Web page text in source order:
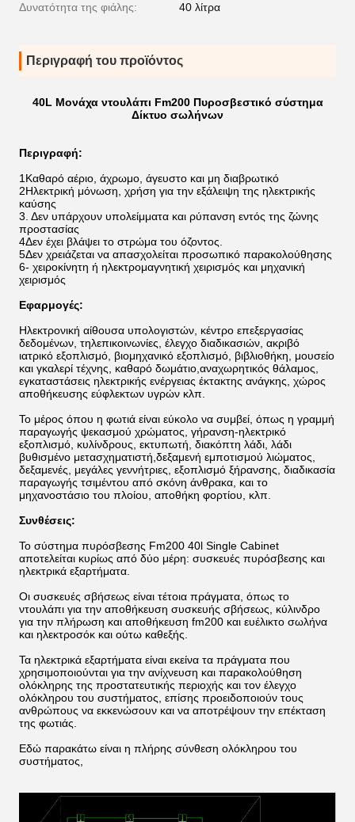
Δυνατότητα της φιάλης: 40 λίτρα
Περιγραφή του προϊόντος
40L Μονάχα ντουλάπι Fm200 Πυροσβεστικό σύστημα
Δίκτυο σωλήνων
Περιγραφή:
1Καθαρό αέριο, άχρωμο, άγευστο και μη διαβρωτικό
2Ηλεκτρική μόνωση, χρήση για την εξάλειψη της ηλεκτρικής
καύσης
3. Δεν υπάρχουν υπολείμματα και ρύπανση εντός της ζώνης
προστασίας
4Δεν έχει βλάψει το στρώμα του όζοντος.
5Δεν χρειάζεται να απασχολείται προσωπικό παρακολούθησης
6- χειροκίνητη ή ηλεκτρομαγνητική χειρισμός και μηχανική
χειρισμός
Εφαρμογές:
Ηλεκτρονική αίθουσα υπολογιστών, κέντρο επεξεργασίας
δεδομένων, τηλεπικοινωνίες, έλεγχο διαδικασιών, ακριβό
ιατρικό εξοπλισμό, βιομηχανικό εξοπλισμό, βιβλιοθήκη, μουσείο
και γκαλερί τέχνης, καθαρό δωμάτιο,αναχωρητικός θάλαμος,
εγκαταστάσεις ηλεκτρικής ενέργειας έκτακτης ανάγκης, χώρος
αποθήκευσης εύφλεκτων υγρών κλπ.
Το μέρος όπου η φωτιά είναι εύκολο να συμβεί, όπως η γραμμή
παραγωγής ψεκασμού χρώματος, γήρανση-ηλεκτρικό
εξοπλισμό, κυλίνδρους, εκτυπωτή, διακόπτη λάδι, λάδι
βυθισμένο μετασχηματιστή,δεξαμενή εμποτισμού λιώματος,
δεξαμενές, μεγάλες γεννήτριες, εξοπλισμό ξήρανσης, διαδικασία
παραγωγής τσιμέντου από σκόνη άνθρακα, και το
μηχανοστάσιο του πλοίου, αποθήκη φορτίου, κλπ.
Συνθέσεις:
Το σύστημα πυρόσβεσης Fm200 40l Single Cabinet
αποτελείται κυρίως από δύο μέρη: συσκευές πυρόσβεσης και
ηλεκτρικά εξαρτήματα.
Οι συσκευές σβήσεως είναι τέτοια πράγματα, όπως το
ντουλάπι για την αποθήκευση συσκευής σβήσεως, κύλινδρο
για την πλήρωση και αποθήκευση fm200 και ευέλικτο σωλήνα
και ηλεκτροσόκ και ούτω καθεξής.
Τα ηλεκτρικά εξαρτήματα είναι εκείνα τα πράγματα που
χρησιμοποιούνται για την ανίχνευση και παρακολούθηση
ολόκληρης της προστατευτικής περιοχής και τον έλεγχο
ολόκληρου του συστήματος, επίσης προειδοποιούν τους
ανθρώπους να εκκενώσουν και να αποτρέψουν την επέκταση
της φωτιάς.
Εδώ παρακάτω είναι η πλήρης σύνθεση ολόκληρου του
συστήματος,